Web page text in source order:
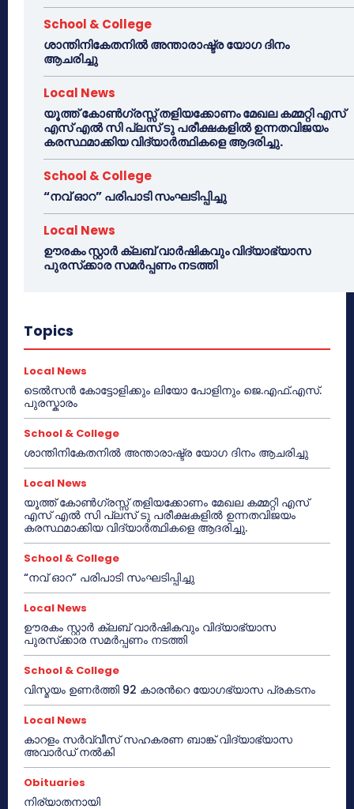
School & College
ശാന്തിനികേതനിൽ അന്താരാഷ്ട്ര യോഗ ദിനം
ആചരിച്ചു
Local News
യൂത്ത് കോൺഗ്രസ്സ് തളിയക്കോണം മേഖല കമ്മറ്റി എസ്
എസ് എൽ സി പ്ലസ് ടു പരീക്ഷകളിൽ ഉന്നതവിജയം
കരസ്ഥമാക്കിയ വിദ്യാർത്ഥികളെ ആദരിച്ചു.
School & College
“നവ് ഓറ” പരിപാടി സംഘടിപ്പിച്ചു
Local News
ഊരകം സ്റ്റാർ ക്ലബ് വാർഷികവും വിദ്യാഭ്യാസ
പുരസ്‌ക്കാര സമർപ്പണം നടത്തി
Topics
Local News
ടെൽസൻ കോട്ടോളിക്കും ലിയോ പോളിനും ജെ.എഫ്.എസ്.
പുരസ്കാരം
School & College
ശാന്തിനികേതനിൽ അന്താരാഷ്ട്ര യോഗ ദിനം ആചരിച്ചു
Local News
യൂത്ത് കോൺഗ്രസ്സ് തളിയക്കോണം മേഖല കമ്മറ്റി എസ്
എസ് എൽ സി പ്ലസ് ടു പരീക്ഷകളിൽ ഉന്നതവിജയം
കരസ്ഥമാക്കിയ വിദ്യാർത്ഥികളെ ആദരിച്ചു.
School & College
“നവ് ഓറ” പരിപാടി സംഘടിപ്പിച്ചു
Local News
ഊരകം സ്റ്റാർ ക്ലബ് വാർഷികവും വിദ്യാഭ്യാസ
പുരസ്‌ക്കാര സമർപ്പണം നടത്തി
School & College
വിസ്മയം ഉണർത്തി 92 കാരൻറെ യോഗഭ്യാസ പ്രകടനം
Local News
കാറളം സർവ്വീസ് സഹകരണ ബാങ്ക് വിദ്യാഭ്യാസ
അവാർഡ് നൽകി
Obituaries
നിര്യാതനായി